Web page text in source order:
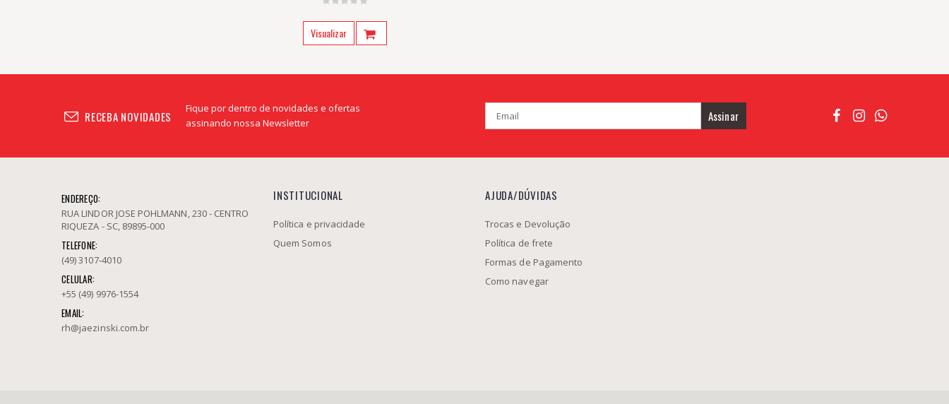
Visualizar
RECEBA NOVIDADES
Fique por dentro de novidades e ofertas
assinando nossa Newsletter
Assinar
ENDEREÇO:
RUA LINDOR JOSE POHLMANN, 230 - CENTRO
RIQUEZA - SC, 89895-000
TELEFONE:
(49) 3107-4010
CELULAR:
+55 (49) 9976-1554
EMAIL:
rh@jaezinski.com.br
INSTITUCIONAL
Política e privacidade
Quem Somos
AJUDA/DÚVIDAS
Trocas e Devolução
Política de frete
Formas de Pagamento
Como navegar